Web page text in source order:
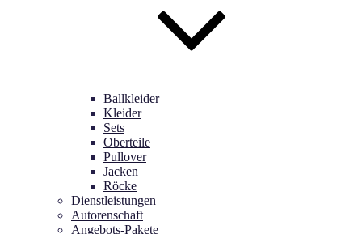
Ballkleider
Kleider
Sets
Oberteile
Pullover
Jacken
Röcke
Dienstleistungen
Autorenschaft
Angebots-Pakete